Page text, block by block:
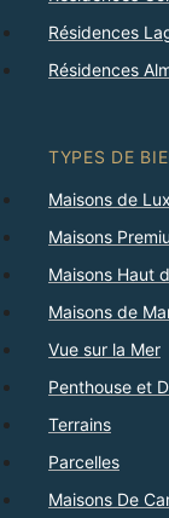
Résidences
Résidences
TYPES DE
Maisons de
Maisons
Maisons Haut
Maisons de
Vue sur la Mer
Penthouse et
Terrains
Parcelles
Maisons De